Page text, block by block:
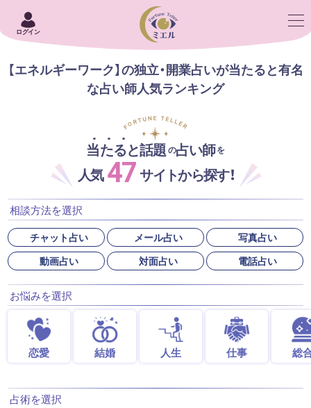
ログイン
【エネルギーワーク】の独立・開業占いが当たると有名
な占い師人気ランキング
当たると話題の占い師を
人気47サイトから探す！
相談方法を選択
チャット占い メール占い
写真占い
動画占い
対面占い 電話占い
お悩みを選択
恋愛 結婚 人生 仕事 総
占術を選択